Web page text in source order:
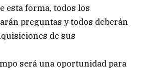
esta forma, todos los
preguntas y todos deberán
de sus
será una oportunidad para